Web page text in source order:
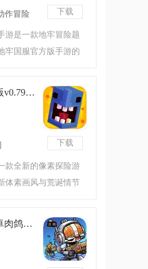
下载
作冒险
游是一款地牢冒险题
牢国服官方版手游的
，简单的操作背后却
下载
模拟古墓地牢探险手游最新版v0.79 免费版
款全新的像素探险游
体素画风与荒诞情节
，充分利用你的想象
星球小队v1.15.330.61254 安卓肉鸽塔防割草手游